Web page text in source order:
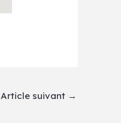
Article suivant →